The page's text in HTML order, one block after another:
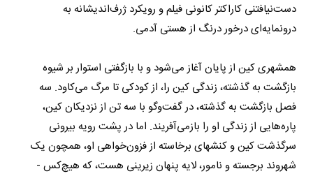
دست‌نیافتنی کاراکتر کانونی فیلم و رویکرد ژرف‌اندیشانه به
درونمایه‌ای درخور درنگ از هستی آدمی.
همشهری کین از پایان آغاز می‌شود و با بازگفتی استوار بر شیوه
بازگشت به گذشته، زندگی کین را، از کودکی تا مرگ می‌کاود. سه
فصل بازگشت به گذشته، در گفت‌وگو با سه تن از نزدیکان کین،
پاره‌هایی از زندگی او را بازمی‌آفریند. اما در پشت رویه بیرونی
سرگذشت کین و کنشهای برخاسته از فزون‌خواهی او، همچون یک
شهروند برجسته و نامور، لایه پنهان زیرینی هست، که هیچ‌کس -